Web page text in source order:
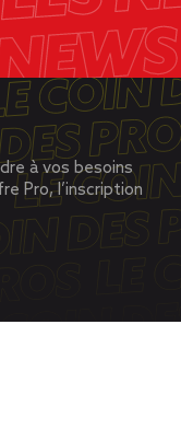
à vos besoins
Pro, l’inscription